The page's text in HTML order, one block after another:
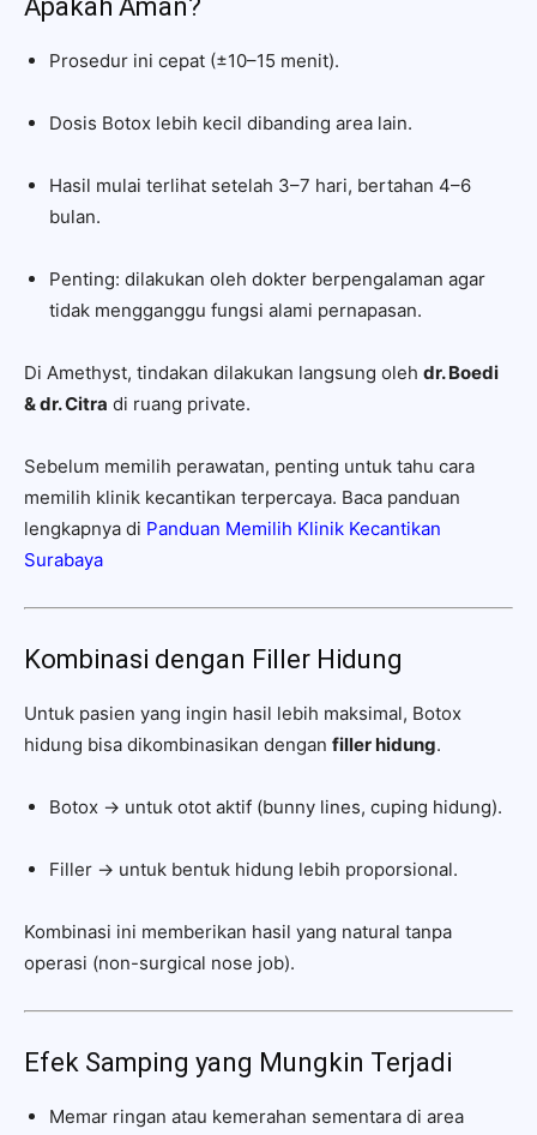
Apakah Aman?
Prosedur ini cepat (±10–15 menit).
Dosis Botox lebih kecil dibanding area lain.
Hasil mulai terlihat setelah 3–7 hari, bertahan 4–6
bulan.
Penting: dilakukan oleh dokter berpengalaman agar
tidak mengganggu fungsi alami pernapasan.
Di Amethyst, tindakan dilakukan langsung oleh dr. Boedi
& dr. Citra di ruang private.
Sebelum memilih perawatan, penting untuk tahu cara
memilih klinik kecantikan terpercaya. Baca panduan
lengkapnya di Panduan Memilih Klinik Kecantikan
Surabaya
Kombinasi dengan Filler Hidung
Untuk pasien yang ingin hasil lebih maksimal, Botox
hidung bisa dikombinasikan dengan filler hidung.
Botox → untuk otot aktif (bunny lines, cuping hidung).
Filler → untuk bentuk hidung lebih proporsional.
Kombinasi ini memberikan hasil yang natural tanpa
operasi (non-surgical nose job).
Efek Samping yang Mungkin Terjadi
Memar ringan atau kemerahan sementara di area